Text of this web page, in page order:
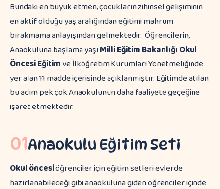
Bundaki en büyük etmen, çocukların zihinsel gelişiminin
en aktif olduğu yaş aralığından eğitimi mahrum
bırakmama anlayışından gelmektedir. Öğrencilerin,
Anaokuluna başlama yaşıMilli Eğitim Bakanlığı Okul
Öncesi Eğitimve İlköğretim Kurumları Yönetmeliğinde
yer alan 11 madde içerisinde açıklanmıştır. Eğitimde atılan
bu adım pek çok Anaokulunun daha faaliyete geçeğine
işaret etmektedir.
01Anaokulu Eğitim Seti
Okul öncesiöğrenciler için eğitim setleri evlerde
hazırlanabileceği gibi anaokuluna giden öğrenciler içinde